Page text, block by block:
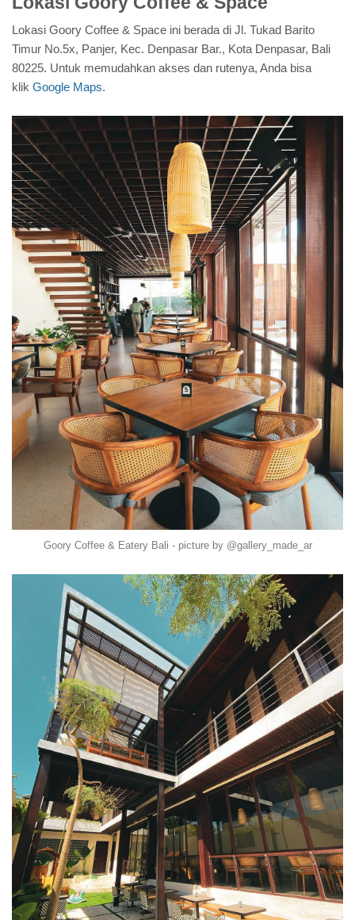
Lokasi Goory Coffee & Space ini berada di Jl. Tukad Barito
Timur No.5x, Panjer, Kec. Denpasar Bar., Kota Denpasar, Bali
80225. Untuk memudahkan akses dan rutenya, Anda bisa
klik Google Maps.
Goory Coffee & Eatery Bali - picture by @gallery_made_ar